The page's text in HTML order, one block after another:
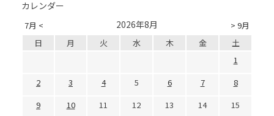
カレンダー
7月 < > 9月
2026年8月
日 月 火 水 木 金
土
1
2
3 4 5 6 7
8
9
10 11 12 13 14
15